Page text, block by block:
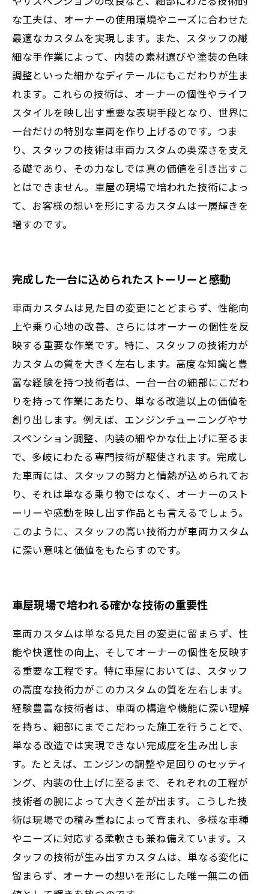
な工夫は、オーナーの使用環境やニーズに合わせた
最適なカスタムを実現します。また、スタッフの繊
細な手作業によって、内装の素材選びや塗装の色味
調整といった細かなディテールにもこだわりが生ま
れます。これらの技術は、オーナーの個性やライフ
スタイルを映し出す重要な表現手段となり、世界に
一台だけの特別な車両を作り上げるのです。つま
り、スタッフの技術は車両カスタムの奥深さを支え
る礎であり、その力なしでは真の価値を引き出すこ
とはできません。車屋の現場で培われた技術によっ
て、お客様の想いを形にするカスタムは一層輝きを
増すのです。
完成した一台に込められたストーリーと感動
車両カスタムは見た目の変更にとどまらず、性能向
上や乗り心地の改善、さらにはオーナーの個性を反
映する重要な作業です。特に、スタッフの技術力が
カスタムの質を大きく左右します。高度な知識と豊
富な経験を持つ技術者は、一台一台の細部にこだわ
りを持って作業にあたり、単なる改造以上の価値を
創り出します。例えば、エンジンチューニングやサ
スペンション調整、内装の細やかな仕上げに至るま
で、多岐にわたる専門技術が駆使されます。完成し
た車両には、スタッフの努力と情熱が込められてお
り、それは単なる乗り物ではなく、オーナーのスト
ーリーや感動を映し出す作品とも言えるでしょう。
このように、スタッフの高い技術力が車両カスタム
に深い意味と価値をもたらすのです。
車屋現場で培われる確かな技術の重要性
車両カスタムは単なる見た目の変更に留まらず、性
能や快適性の向上、そしてオーナーの個性を反映す
る重要な工程です。特に車屋においては、スタッフ
の高度な技術力がこのカスタムの質を左右します。
経験豊富な技術者は、車両の構造や機能に深い理解
を持ち、細部にまでこだわった施工を行うことで、
単なる改造では実現できない完成度を生み出しま
す。たとえば、エンジンの調整や足回りのセッティ
ング、内装の仕上げに至るまで、それぞれの工程が
技術者の腕によって大きく差が出ます。こうした技
術は現場での積み重ねによって育まれ、多様な車種
やニーズに対応する柔軟さも兼ね備えています。ス
タッフの技術が生み出すカスタムは、単なる変化に
留まらず、オーナーの想いを形にした唯一無二の価